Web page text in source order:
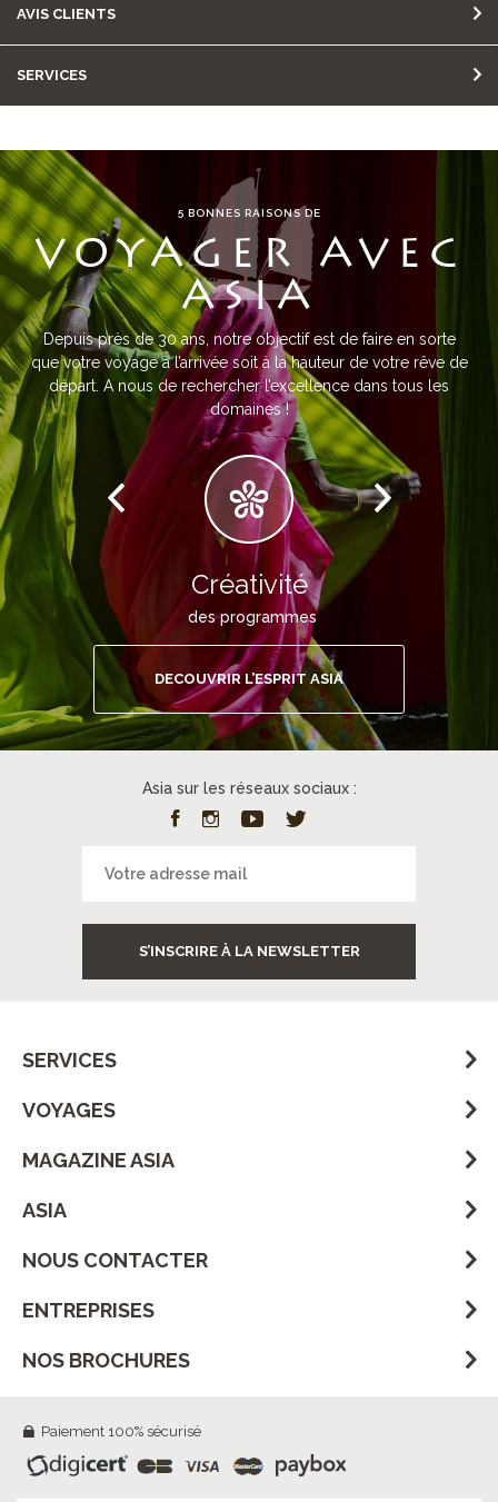
AVIS CLIENTS
SERVICES
5 BONNES RAISONS DE
VOYAGER AVEC
ASIA
Depuis près de 30 ans, notre objectif est de faire en sorte
que votre voyage à l’arrivée soit à la hauteur de votre rêve de
départ. A nous de rechercher l’excellence dans tous les
domaines !
Créativité
des programmes
DECOUVRIR L’ESPRIT ASIA
Asia sur les réseaux sociaux :
S’INSCRIRE À LA NEWSLETTER
SERVICES
VOYAGES
MAGAZINE ASIA
ASIA
NOUS CONTACTER
ENTREPRISES
NOS BROCHURES
Paiement 100% sécurisé